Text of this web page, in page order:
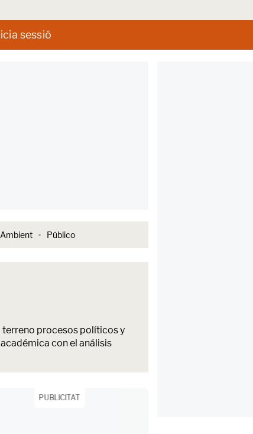
sessió
Público
procesos políticos y
con el análisis
PUBLICITAT